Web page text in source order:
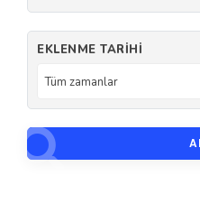
EKLENME TARIHI
Tüm zamanlar